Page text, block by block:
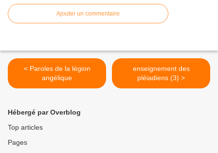
Ajouter un commentaire
< Paroles de la légion
angélique
enseignement des
pléiadiens (3) >
Hébergé par Overblog
Top articles
Pages